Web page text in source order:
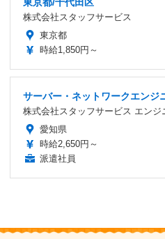
株式会社スタッフサービス
東京都
時給1,850円～
サーバー・ネットワークエンジ
株式会社スタッフサービス エンジ
愛知県
時給2,650円～
派遣社員